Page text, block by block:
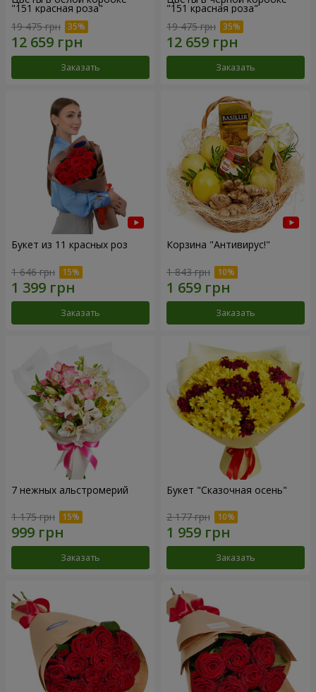
"151 красная роза"
19 475 грн
Заказать
"151 красная роза"
19 475 грн
Заказать
Букет из 11 красных роз
1 646 грн
Заказать
Корзина "Антивирус!"
1 843 грн
Заказать
7 нежных альстромерий
1 175 грн
Заказать
Букет "Сказочная осень"
2 177 грн
Заказать